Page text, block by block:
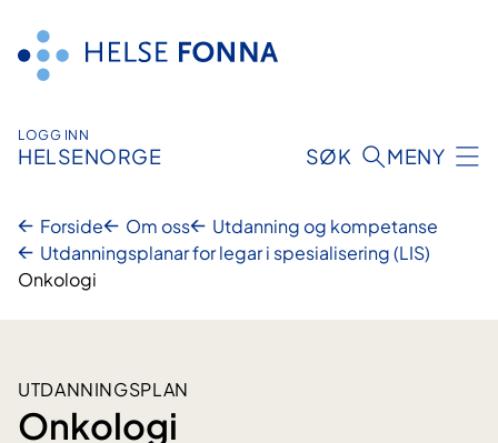
innhald
LOGG INN
HELSENORGE SØK MENY
Forside Om oss
Utdanning og kompetanse
Utdanningsplanar for legar i spesialisering (LIS)
Onkologi
UTDANNINGSPLAN
Onkologi